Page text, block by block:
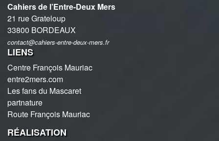
Cahiers de l’Entre-Deux Mers
21 rue Grateloup
33800 BORDEAUX
contact@cahiers-entre-deux-mers.fr
LIENS
Centre François Mauriac
entre2mers.com
Les fans du Mascaret
partnature
Route François Mauriac
RÉALISATION